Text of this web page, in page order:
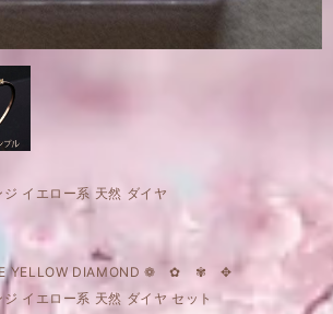
イエロー系 天然 ダイヤ
YELLOW DIAMOND ❁ ✿ ✾ ✥
イエロー系 天然 ダイヤ セット